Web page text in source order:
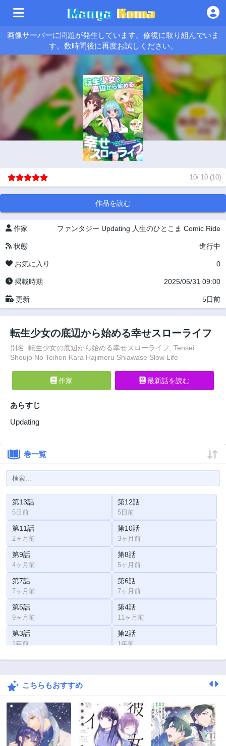
画像サーバーに問題が発生しています。修復に取り組んでいま
す。数時間後に再度お試しください。
10/ 10 (10)
作品を読む
作家 ファンタジー Updating 人生のひとこま Comic Ride
状態 進行中
お気に入り 0
掲載時期 2025/05/31 09:00
更新 5日前
転生少女の底辺から始める幸せスローライフ
別名: 転生少女の底辺から始める幸せスローライフ, Tensei
Shoujo No Teihen Kara Hajimeru Shiawase Slow Life
作家 最新話を読む
あらすじ
Updating
巻一覧
第13話
5日前
第12話
5日前
第11話
2ヶ月前
第10話
3ヶ月前
第9話
4ヶ月前
第8話
5ヶ月前
第7話
7ヶ月前
第6話
7ヶ月前
第5話
9ヶ月前
第4話
11ヶ月前
第3話
1年前
第2話
1年前
第1話
こちらもおすすめ